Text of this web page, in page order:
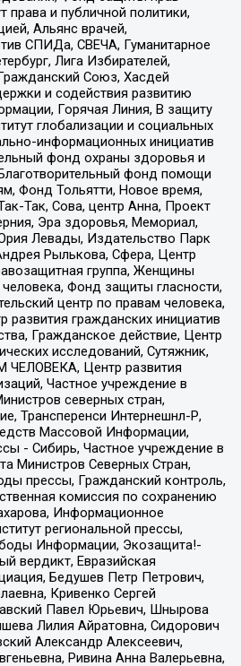
права и публичной политики,
Альянс врачей,
СПИДа, СВЕЧА, Гуманитарное
Лига Избирателей,
Союз, Хасдей
и содействия развитию
Горячая Линия, В защиту
глобализации и социальных
информационных инициатив
фонд охраны здоровья и
фонд помощи
Фонд Тольятти, Новое время,
Так, Сова, центр Анна, Проект
Эра здоровья, Мемориал,
Левады, Издательство Парк
Рылькова, Сфера, Центр
группа, Женщины
человека, Фонд защиты гласности,
центр по правам человека,
развития гражданских инициатив
Гражданское действие, Центр
исследований, Сутяжник,
Центр развития
Частное учреждение в
северных стран,
Трансперенси Интернешнл-Р,
Массовой Информации,
- Сибирь, Частное учреждение в
Министров Северных Стран,
прессы, Гражданский контроль,
комиссия по сохранению
Информационное
региональной прессы,
Информации, Экозащита!-
вердикт, Евразийская
Бедушев Петр Петрович,
Кривенко Сергей
Павел Юрьевич, Шнырова
Лилия Айратовна, Сидорович
Александр Алексеевич,
Ривина Анна Валерьевна,